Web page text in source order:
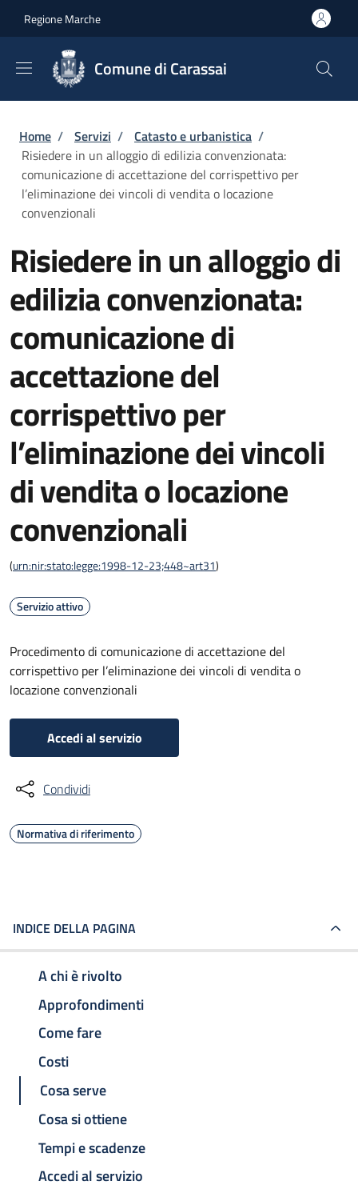
Regione Marche
Comune di Carassai
Briciole di pane
Home / Servizi / Catasto e urbanistica /
Risiedere in un alloggio di edilizia convenzionata:
comunicazione di accettazione del corrispettivo per
l’eliminazione dei vincoli di vendita o locazione
convenzionali
Risiedere in un alloggio di
edilizia convenzionata:
comunicazione di
accettazione del
corrispettivo per
l’eliminazione dei vincoli
di vendita o locazione
convenzionali
(urn:nir:stato:legge:1998-12-23;448~art31)
Servizio attivo
Procedimento di comunicazione di accettazione del
corrispettivo per l’eliminazione dei vincoli di vendita o
locazione convenzionali
Accedi al servizio
Condividi
Normativa di riferimento
INDICE DELLA PAGINA
A chi è rivolto
Approfondimenti
Come fare
Costi
Cosa serve
Cosa si ottiene
Tempi e scadenze
Accedi al servizio